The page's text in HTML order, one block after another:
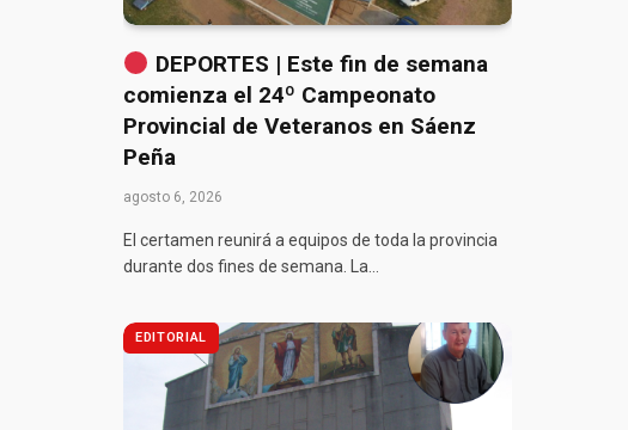
DEPORTES | Este fin de semana
comienza el 24º Campeonato
Provincial de Veteranos en Sáenz
Peña
agosto 6, 2026
El certamen reunirá a equipos de toda la provincia
durante dos fines de semana. La…
EDITORIAL